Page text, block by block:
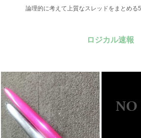
論理的に考えて上質なスレッドをまとめる
ロジカル速報